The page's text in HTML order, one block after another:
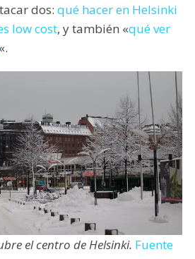
dos: qué hacer en Helsinki
low cost, y también «qué ver
«.
el centro de Helsinki. Fuente